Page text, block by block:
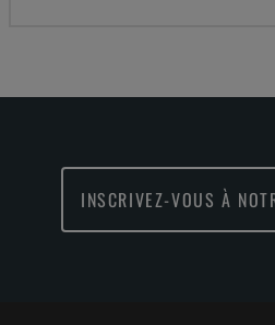
INSCRIVEZ-VOUS À